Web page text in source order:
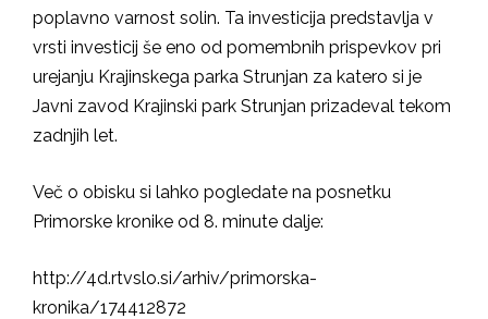
poplavno varnost solin. Ta investicija predstavlja v
vrsti investicij še eno od pomembnih prispevkov pri
urejanju Krajinskega parka Strunjan za katero si je
Javni zavod Krajinski park Strunjan prizadeval tekom
zadnjih let.
Več o obisku si lahko pogledate na posnetku
Primorske kronike od 8. minute dalje:
http://4d.rtvslo.si/arhiv/primorska-
kronika/174412872